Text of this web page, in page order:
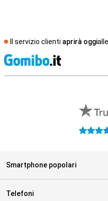
Il servizio clienti aprirà oggi
4.6 stelle
Smartphone popolari
Telefoni